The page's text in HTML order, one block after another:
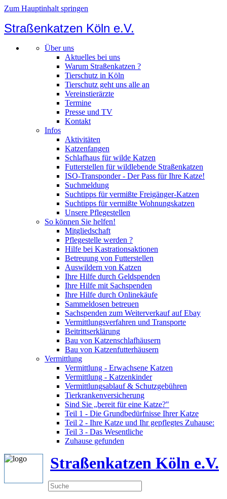
Zum Hauptinhalt springen
Straßenkatzen Köln e.V.
Über uns
Aktuelles bei uns
Warum Straßenkatzen ?
Tierschutz in Köln
Tierschutz geht uns alle an
Vereinstierärzte
Termine
Presse und TV
Kontakt
Infos
Aktivitäten
Katzenfangen
Schlafhaus für wilde Katzen
Futterstellen für wildlebende Straßenkatzen
ISO-Transponder - Der Pass für Ihre Katze!
Suchmeldung
Suchtipps für vermißte Freigänger-Katzen
Suchtipps für vermißte Wohnungskatzen
Unsere Pflegestellen
So können Sie helfen!
Mitgliedschaft
Pflegestelle werden ?
Hilfe bei Kastrationsaktionen
Betreuung von Futterstellen
Auswildern von Katzen
Ihre Hilfe durch Geldspenden
Ihre Hilfe mit Sachspenden
Ihre Hilfe durch Onlinekäufe
Sammeldosen betreuen
Sachspenden zum Weiterverkauf auf Ebay
Vermittlungsverfahren und Transporte
Beitrittserklärung
Bau von Katzenschlafhäusern
Bau von Katzenfutterhäusern
Vermittlung
Vermittlung - Erwachsene Katzen
Vermittlung - Katzenkinder
Vermittlungsablauf & Schutzgebühren
Tierkrankenversicherung
Sind Sie „bereit für eine Katze?"
Teil 1 - Die Grundbedürfnisse Ihrer Katze
Teil 2 - Ihre Katze und Ihr gepflegtes Zuhause:
Teil 3 - Das Wesentliche
Zuhause gefunden
Straßenkatzen Köln e.V.